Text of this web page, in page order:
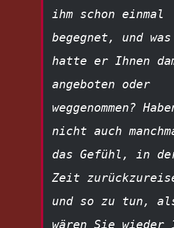
ihm schon einmal
begegnet, und was
hatte er Ihnen
angeboten oder
weggenommen?
nicht auch
das Gefühl, in
Zeit
und so zu tun,
wären Sie wieder